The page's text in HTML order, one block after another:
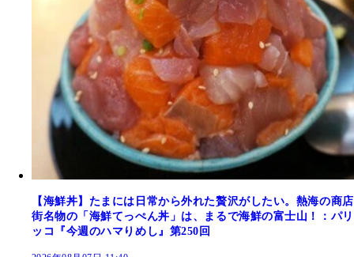
【海鮮丼】たまには日常から外れた贅沢がしたい。熱海の商店
街名物の「海鮮てっぺん丼」は、まるで海鮮の富士山！：パリ
ッコ『今週のハマりめし』第250回